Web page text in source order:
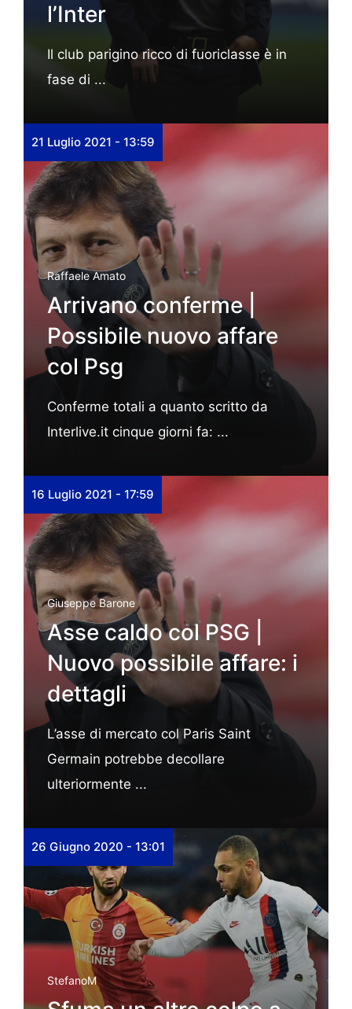
l’Inter
Il club parigino ricco di fuoriclasse è in
fase di ...
21 Luglio 2021 - 13:59
Raffaele Amato
Arrivano conferme |
Possibile nuovo affare
col Psg
Conferme totali a quanto scritto da
Interlive.it cinque giorni fa: ...
16 Luglio 2021 - 17:59
Giuseppe Barone
Asse caldo col PSG |
Nuovo possibile affare: i
dettagli
L’asse di mercato col Paris Saint
Germain potrebbe decollare
ulteriormente ...
26 Giugno 2020 - 13:01
StefanoM